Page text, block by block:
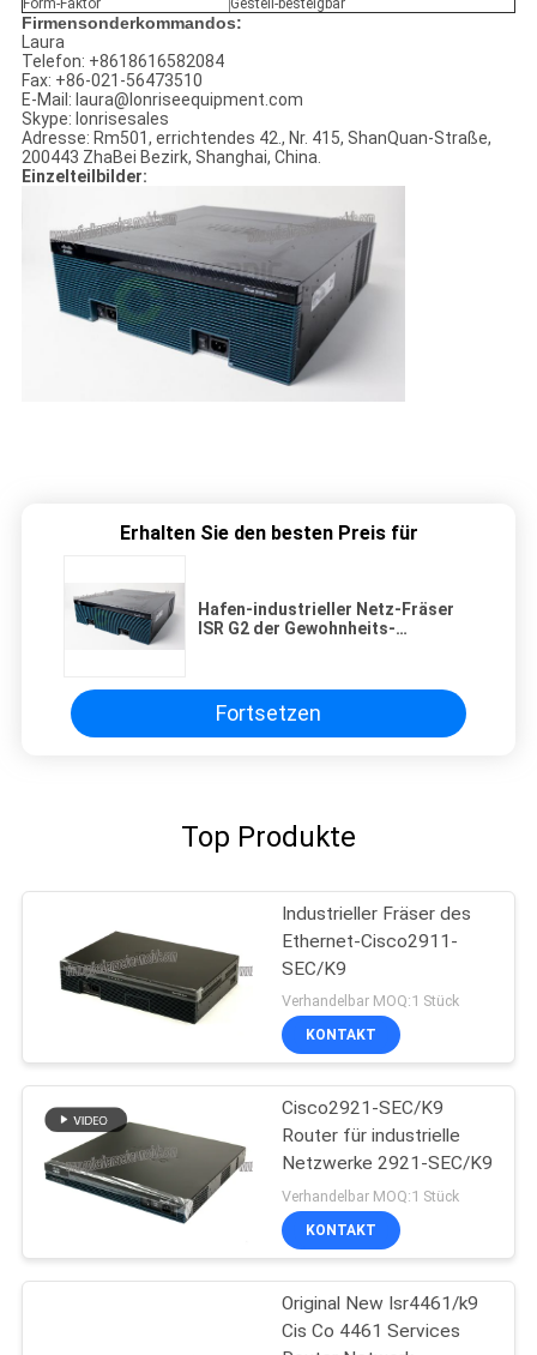
Form-Faktor
Gestell-besteigbar
Firmensonderkommandos:
Laura
Telefon: +8618616582084
Fax: +86-021-56473510
E-Mail: laura@lonriseequipment.com
Skype: lonrisesales
Adresse: Rm501, errichtendes 42., Nr. 415, ShanQuan-Straße,
200443 ZhaBei Bezirk, Shanghai, China.
Einzelteilbilder:
Erhalten Sie den besten Preis für
Hafen-industrieller Netz-Fräser
ISR G2 der Gewohnheits-
Fortsetzen
Top Produkte
Industrieller Fräser des
Ethernet-Cisco2911-
SEC/K9
Verhandelbar MOQ:1 Stück
KONTAKT
Cisco2921-SEC/K9
Router für industrielle
Netzwerke 2921-SEC/K9
Verhandelbar MOQ:1 Stück
KONTAKT
Original New Isr4461/k9
Cis Co 4461 Services